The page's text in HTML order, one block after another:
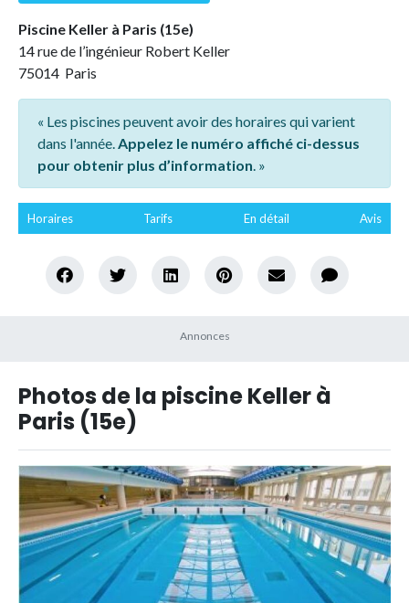
Piscine Keller à Paris (15e)
14 rue de l’ingénieur Robert Keller
75014 Paris
« Les piscines peuvent avoir des horaires qui varient
dans l'année.Appelez le numéro affiché ci-dessus
pour obtenir plus d’information. »
Horaires Tarifs En détail Avis
Photos de la piscine Keller à
Paris (15e)